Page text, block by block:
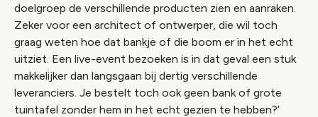
doelgroep de verschillende producten zien en aanraken.
Zeker voor een architect of ontwerper, die wil toch
graag weten hoe dat bankje of die boom er in het echt
uitziet. Een live-event bezoeken is in dat geval een stuk
makkelijker dan langsgaan bij dertig verschillende
leveranciers. Je bestelt toch ook geen bank of grote
tuintafel zonder hem in het echt gezien te hebben?’